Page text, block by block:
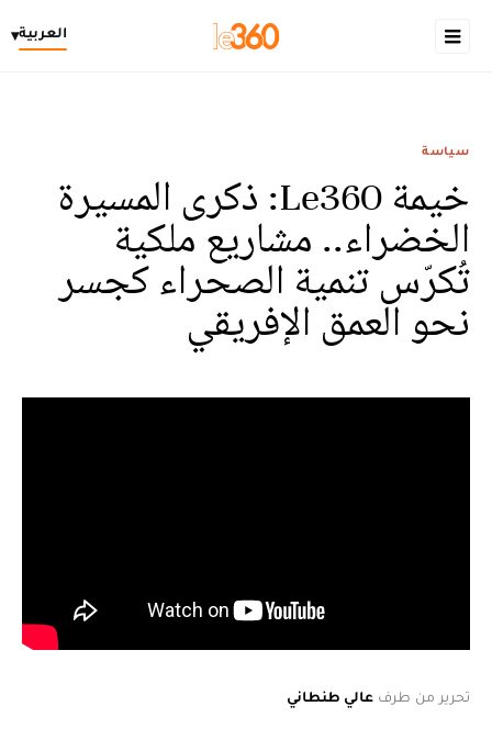
العربية▾
سياسة
خيمة Le360: ذكرى المسيرة
الخضراء.. مشاريع ملكية
تُكرّس تنمية الصحراء كجسر
نحو العمق الإفريقي
تحرير من طرف عالي طنطاني